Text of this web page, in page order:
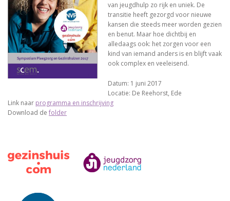
van jeugdhulp zo rijk en uniek. De
transitie heeft gezorgd voor nieuwe
kansen die steeds meer worden gezien
en benut. Maar hoe dichtbij en
alledaags ook: het zorgen voor een
kind van iemand anders is en blijft vaak
ook complex en veeleisend.
Datum: 1 juni 2017
Locatie: De Reehorst, Ede
Link naar programma en inschrijving
Download de folder